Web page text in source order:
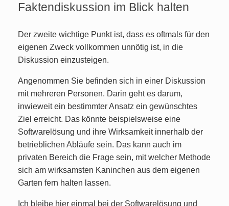
Faktendiskussion im Blick halten
Der zweite wichtige Punkt ist, dass es oftmals für den
eigenen Zweck vollkommen unnötig ist, in die
Diskussion einzusteigen.
Angenommen Sie befinden sich in einer Diskussion
mit mehreren Personen. Darin geht es darum,
inwieweit ein bestimmter Ansatz ein gewünschtes
Ziel erreicht. Das könnte beispielsweise eine
Softwarelösung und ihre Wirksamkeit innerhalb der
betrieblichen Abläufe sein. Das kann auch im
privaten Bereich die Frage sein, mit welcher Methode
sich am wirksamsten Kaninchen aus dem eigenen
Garten fern halten lassen.
Ich bleibe hier einmal bei der Softwarelösung und